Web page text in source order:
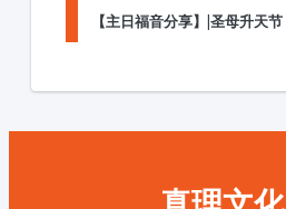
【主日福音分享】|圣母升天节